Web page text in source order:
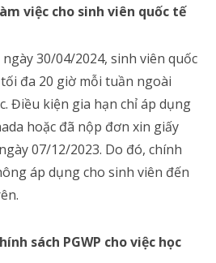
việc cho sinh viên quốc tế
30/04/2024, sinh viên quốc
đa 20 giờ mỗi tuần ngoài
Điều kiện gia hạn chỉ áp dụng
hoặc đã nộp đơn xin giấy
07/12/2023. Do đó, chính
áp dụng cho sinh viên đến
sách PGWP cho việc học